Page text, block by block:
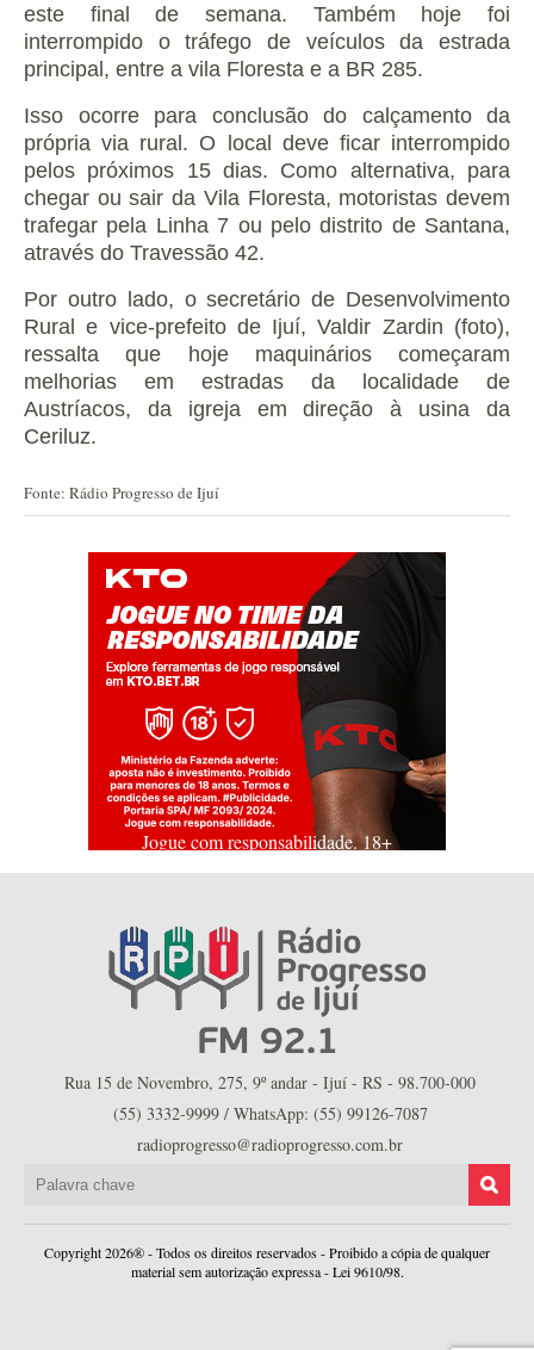
este final de semana. Também hoje foi
interrompido o tráfego de veículos da estrada
principal, entre a vila Floresta e a BR 285.
Isso ocorre para conclusão do calçamento da
própria via rural. O local deve ficar interrompido
pelos próximos 15 dias. Como alternativa, para
chegar ou sair da Vila Floresta, motoristas devem
trafegar pela Linha 7 ou pelo distrito de Santana,
através do Travessão 42.
Por outro lado, o secretário de Desenvolvimento
Rural e vice-prefeito de Ijuí, Valdir Zardin (foto),
ressalta que hoje maquinários começaram
melhorias em estradas da localidade de
Austríacos, da igreja em direção à usina da
Ceriluz.
Fonte: Rádio Progresso de Ijuí
Jogue com responsabilidade. 18+
Rua 15 de Novembro, 275, 9º andar - Ijuí - RS - 98.700-000
(55) 3332-9999 / WhatsApp: (55) 99126-7087
radioprogresso@radioprogresso.com.br
Copyright 2026® - Todos os direitos reservados - Proibido a cópia de qualquer
material sem autorização expressa - Lei 9610/98.